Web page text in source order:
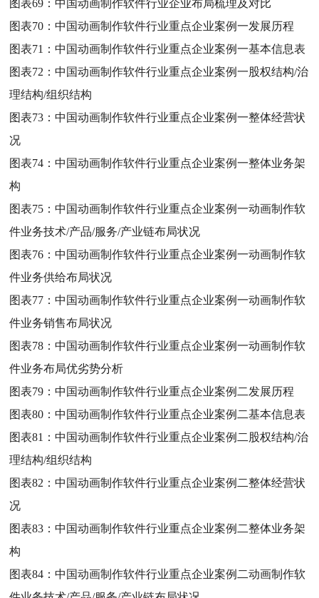
图表69：中国动画制作软件行业企业布局梳理及对比
图表70：中国动画制作软件行业重点企业案例一发展历程
图表71：中国动画制作软件行业重点企业案例一基本信息表
图表72：中国动画制作软件行业重点企业案例一股权结构/治
理结构/组织结构
图表73：中国动画制作软件行业重点企业案例一整体经营状
况
图表74：中国动画制作软件行业重点企业案例一整体业务架
构
图表75：中国动画制作软件行业重点企业案例一动画制作软
件业务技术/产品/服务/产业链布局状况
图表76：中国动画制作软件行业重点企业案例一动画制作软
件业务供给布局状况
图表77：中国动画制作软件行业重点企业案例一动画制作软
件业务销售布局状况
图表78：中国动画制作软件行业重点企业案例一动画制作软
件业务布局优劣势分析
图表79：中国动画制作软件行业重点企业案例二发展历程
图表80：中国动画制作软件行业重点企业案例二基本信息表
图表81：中国动画制作软件行业重点企业案例二股权结构/治
理结构/组织结构
图表82：中国动画制作软件行业重点企业案例二整体经营状
况
图表83：中国动画制作软件行业重点企业案例二整体业务架
构
图表84：中国动画制作软件行业重点企业案例二动画制作软